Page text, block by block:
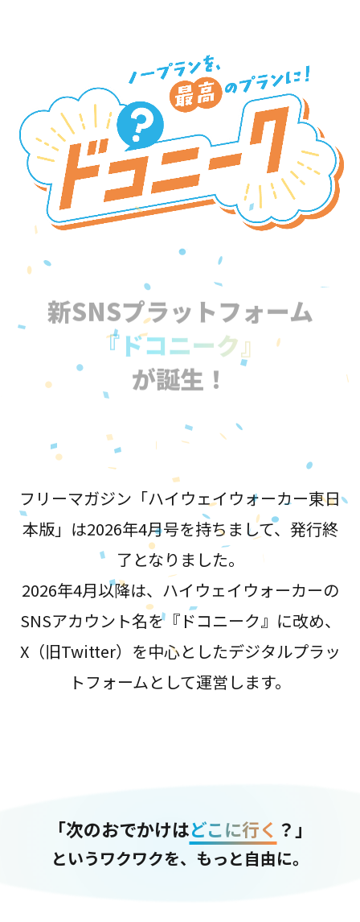
新SNSプラットフォーム
『ドコニーク』
が誕生！
フリーマガジン「ハイウェイウォーカー東日
本版」は2026年4月号を持ちまして、発行終
了となりました。
2026年4月以降は、ハイウェイウォーカーの
SNSアカウント名を『ドコニーク』に改め、
X（旧Twitter）を中心としたデジタルプラッ
トフォームとして運営します。
「次のおでかけはどこに行く ？」
というワクワクを、もっと自由に。